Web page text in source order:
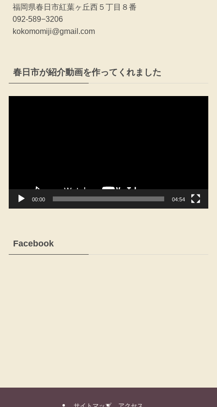
福岡県春日市紅葉ヶ丘西５丁目８番
092-589−3206
kokomomiji@gmail.com
春日市が紹介動画を作ってくれました
00:00 04:54
Facebook